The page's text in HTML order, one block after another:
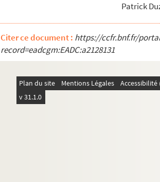
Patrick
Citer ce document : https://ccfr.bnf.fr/
record=eadcgm:EADC:a2128131
Plan du site Mentions Légales
v 31.1.0